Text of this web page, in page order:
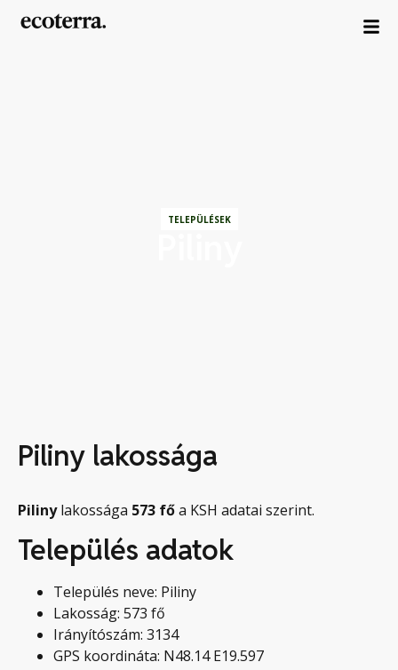
TELEPÜLÉSEK
Piliny lakossága
Pilinylakossága 573 főa KSH adatai szerint.
Település adatok
Település neve: Piliny
Lakosság: 573 fő
Irányítószám: 3134
GPS koordináta: N48.14 E19.597